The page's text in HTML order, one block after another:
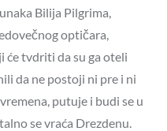
Bilija Pilgrima,
optičara,
će tvdriti da su ga oteli
da ne postoji ni pre i ni
putuje i budi se u
se vraća Drezdenu.